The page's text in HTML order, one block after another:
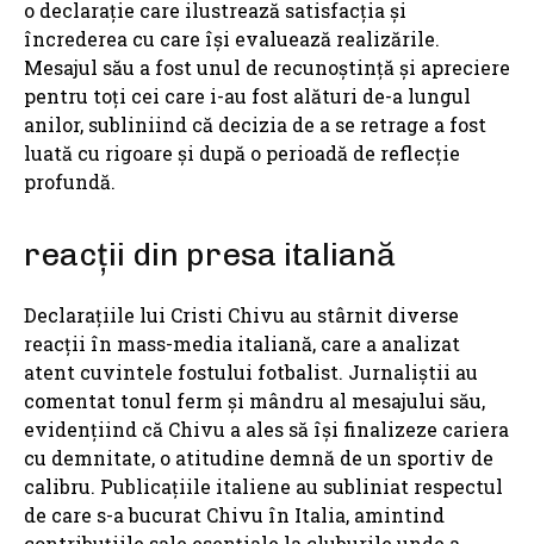
o declarație care ilustrează satisfacția și
încrederea cu care își evaluează realizările.
Mesajul său a fost unul de recunoștință și apreciere
pentru toți cei care i-au fost alături de-a lungul
anilor, subliniind că decizia de a se retrage a fost
luată cu rigoare și după o perioadă de reflecție
profundă.
reacții din presa italiană
Declarațiile lui Cristi Chivu au stârnit diverse
reacții în mass-media italiană, care a analizat
atent cuvintele fostului fotbalist. Jurnaliștii au
comentat tonul ferm și mândru al mesajului său,
evidențiind că Chivu a ales să își finalizeze cariera
cu demnitate, o atitudine demnă de un sportiv de
calibru. Publicațiile italiene au subliniat respectul
de care s-a bucurat Chivu în Italia, amintind